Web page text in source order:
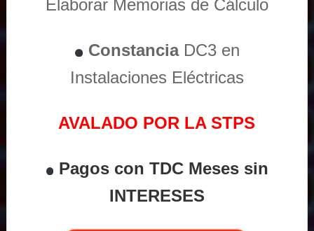
Elaborar Memorias de Cálculo
ConstanciaDC3 en
Instalaciones Eléctricas
AVALADO POR LA STPS
Pagos con TDC Meses sin
INTERESES